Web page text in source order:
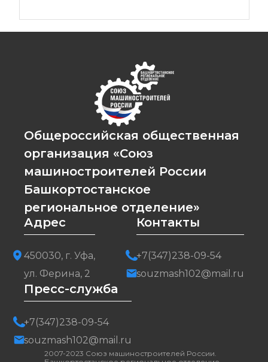
Общероссийская общественная
организация «Союз
машиностроителей России
Башкортостанское
региональное отделение»
Адрес
450030, г. Уфа,
ул. Ферина, 2
Контакты
+7(347)238-09-54
souzmash102@mail.ru
Пресс-служба
+7(347)238-09-54
souzmash102@mail.ru
2007-2023 Союз машиностроителей России.